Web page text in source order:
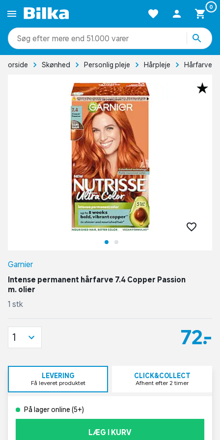
0
mere end 51.000 varer
Forside Skønhed Personlig pleje Hårpleje Hårfarve
Garnier
Intense permanent hårfarve 7.4 Copper Passion
m. olier
1 stk
72,-
1
LEVERING
Få leveret produktet
CLICK&COLLECT
Afhent efter 2 timer
På lager online (5+)
LÆG I KURV